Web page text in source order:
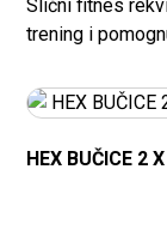
Slični fitnes
trening i
HEX BUČICE 2